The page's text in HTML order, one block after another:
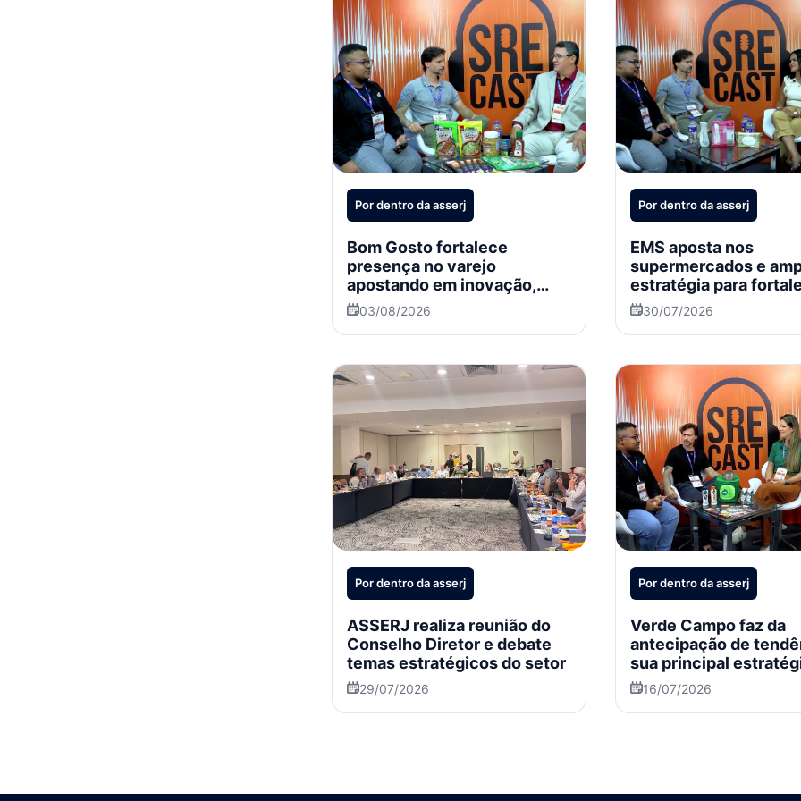
Por dentro da asserj
Bom Gosto fortalece
presença no varejo
apostando em inovação,
trade marketing e expansão
internacional
03/08/2026
Por dentro da asserj
EMS aposta nos
supermercados e
estratégia para
categoria de Higiene e
Beleza
30/07/2026
Por dentro da asserj
ASSERJ realiza reunião do
Conselho Diretor e debate
temas estratégicos do setor
29/07/2026
Por dentro da asserj
Verde Campo faz da
antecipação de
sua principal
crescimento
16/07/2026